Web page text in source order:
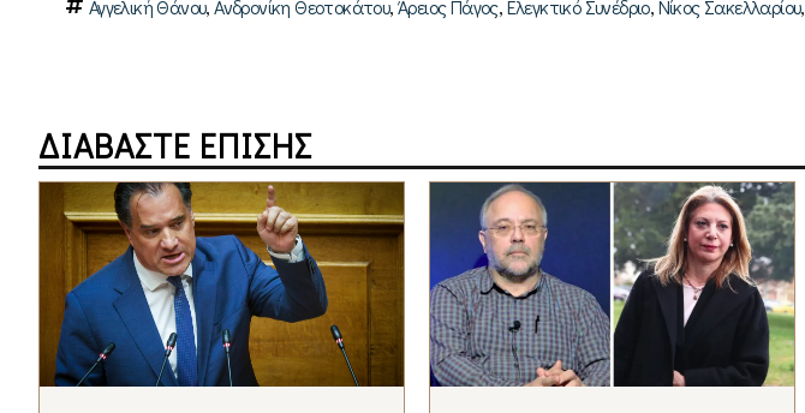
Αγγελική Θάνου,Ανδρονίκη Θεοτοκάτου,Άρειος Πάγος,Ελεγκτικό Συνέδριο,Νίκος Σακελλαρίου,
ΔΙΑΒΑΣΤΕ ΕΠΙΣΗΣ